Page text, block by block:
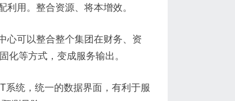
利用。整合资源、将本增效。
心可以整合整个集团在财务、资
固化等方式，变成服务输出。
IT系统，统一的数据界面，有利于服